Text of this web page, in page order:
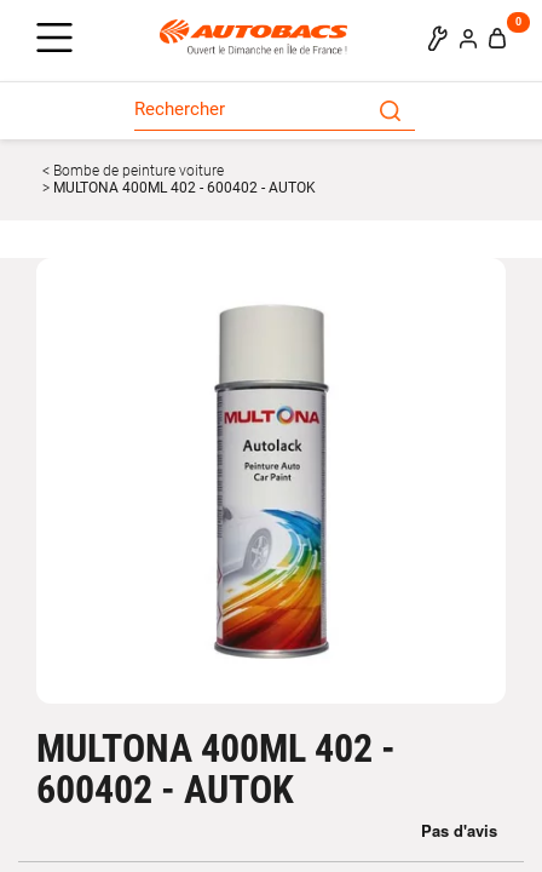
0
Bombe de peinture voiture
MULTONA 400ML 402 - 600402 - AUTOK
MULTONA 400ML 402 -
600402 - AUTOK